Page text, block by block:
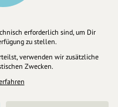
erforderlich sind, um Dir
zu stellen.
verwenden wir zusätzliche
Zwecken.